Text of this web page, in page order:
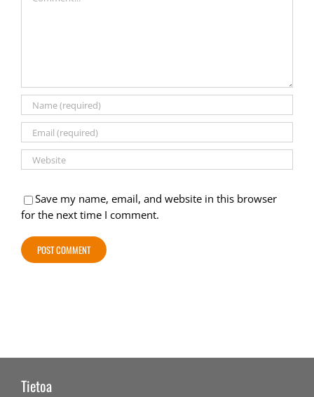
Save my name, email, and website in this browser
for the next time I comment.
Tietoa